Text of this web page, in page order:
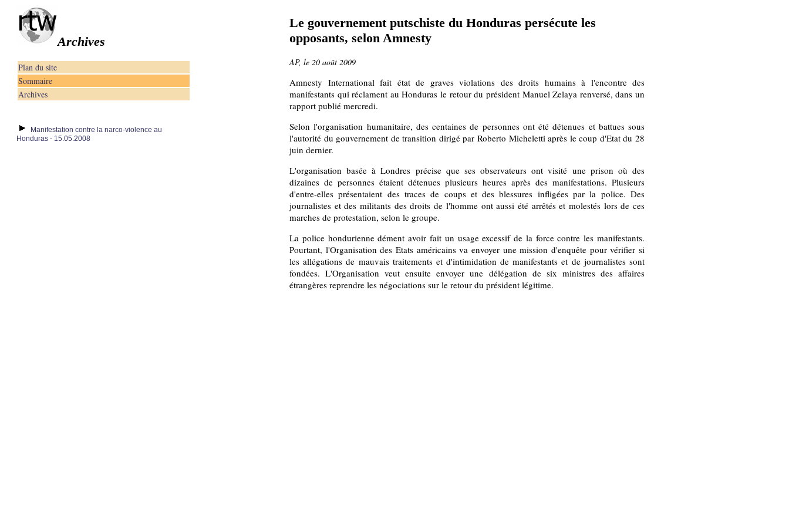
Archives
Plan du site
Sommaire
Archives
Manifestation contre la narco-violence au
Honduras - 15.05.2008
Le gouvernement putschiste du Honduras persécute les
opposants, selon Amnesty
AP, le 20 août 2009
Amnesty International fait état de graves violations des droits humains à l'encontre des
manifestants qui réclament au Honduras le retour du président Manuel Zelaya renversé, dans un
rapport publié mercredi.
Selon l'organisation humanitaire, des centaines de personnes ont été détenues et battues sous
l'autorité du gouvernement de transition dirigé par Roberto Micheletti après le coup d'Etat du 28
juin dernier.
L'organisation basée à Londres précise que ses observateurs ont visité une prison où des
dizaines de personnes étaient détenues plusieurs heures après des manifestations. Plusieurs
d'entre-elles présentaient des traces de coups et des blessures infligées par la police. Des
journalistes et des militants des droits de l'homme ont aussi été arrêtés et molestés lors de ces
marches de protestation, selon le groupe.
La police hondurienne dément avoir fait un usage excessif de la force contre les manifestants.
Pourtant, l'Organisation des Etats américains va envoyer une mission d'enquête pour vérifier si
les allégations de mauvais traitements et d'intimidation de manifestants et de journalistes sont
fondées. L'Organisation veut ensuite envoyer une délégation de six ministres des affaires
étrangères reprendre les négociations sur le retour du président légitime.